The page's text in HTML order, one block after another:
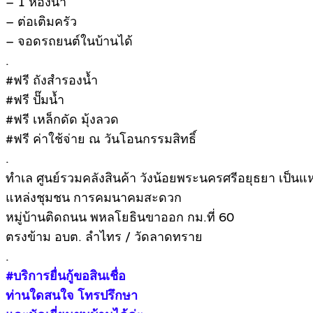
– ต่อเติมครัว
– จอดรถยนต์ในบ้านได้
.
#ฟรี ถังสำรองน้ำ
#ฟรี ปั๊มน้ำ
#ฟรี เหล็กดัด มุ้งลวด
#ฟรี ค่าใช้จ่าย ณ วันโอนกรรมสิทธิ์
.
ทำเล ศูนย์รวมคลังสินค้า วังน้อยพระนครศรีอยุธยา เป็นแ
แหล่งชุมชน การคมนาคมสะดวก
หมู่บ้านติดถนน พหลโยธินขาออก กม.ที่ 60
ตรงข้าม อบต. ลำไทร / วัดลาดทราย
.
#บริการยื่นกู้ขอสินเชื่อ
ท่านใดสนใจ โทรปรึกษา